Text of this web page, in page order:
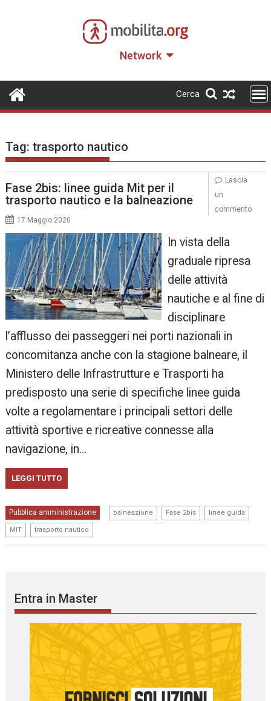
Network
Cerca
Tag:trasporto nautico
Fase 2bis: linee guida Mit per il
trasporto nautico e la balneazione
17 Maggio 2020
In vista della
graduale ripresa
delle attività
nautiche e al fine di
disciplinare
l’afflusso dei passeggeri nei porti nazionali in
concomitanza anche con la stagione balneare, il
Ministero delle Infrastrutture e Trasporti ha
predisposto una serie di specifiche linee guida
volte a regolamentare i principali settori delle
attività sportive e ricreative connesse alla
navigazione, in…
LEGGI TUTTO
Pubblica amministrazione balneazione Fase 2bis linee guida
MIT trasporto nautico
Lascia
un
commento
Entra in Master